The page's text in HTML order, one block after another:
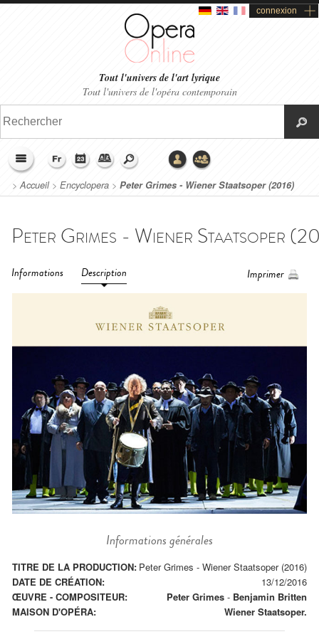
connexion
Tout l'univers de l'art lyrique
Tout l'univers de l'opéra contemporain
>Accueil> Encyclopera > Peter Grimes - Wiener Staatsoper (2016)
Informations Description Imprimer
Informations générales
TITRE DE LA PRODUCTION: Peter Grimes - Wiener Staatsoper (2016)
DATE DE CRÉATION:
13/12/2016
ŒUVRE - COMPOSITEUR:
Peter Grimes - Benjamin Britten
MAISON D'OPÉRA:
Wiener Staatsoper.